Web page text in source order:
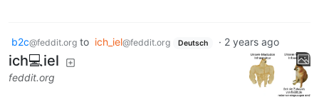
b2c@feddit.org to ich_iel@feddit.org Deutsch · 2 years ago
ich💻iel
feddit.org